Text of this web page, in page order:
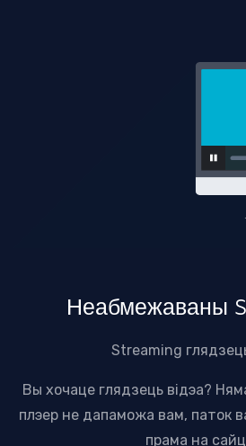
Неабмежаваны
Streaming
Вы хочаце глядзець відэа?
плэер не дапаможа вам, паток
прама на